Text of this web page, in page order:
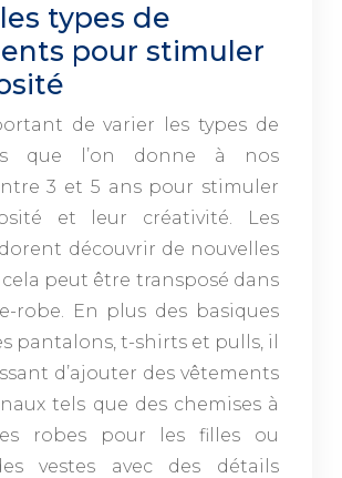
types de
pour stimuler
de varier les types de
que l’on donne à
nos
3 et 5 ans pour stimuler
et leur créativité. Les
découvrir de nouvelles
peut être transposé dans
robe. En plus des basiques
pantalons, t-shirts et pulls, il
d’ajouter des vêtements
tels que des chemises à
robes pour les filles ou
vestes avec des détails